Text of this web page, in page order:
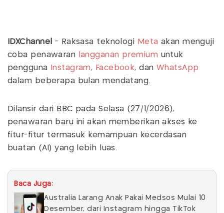
IDXChannel - Raksasa teknologi Meta akan menguji
coba penawaran
langganan premium untuk
pengguna
Instagram , Facebook, dan WhatsApp
dalam beberapa bulan mendatang.
Dilansir dari BBC pada Selasa (27/1/2026),
penawaran baru ini akan memberikan akses ke
fitur-fitur termasuk kemampuan kecerdasan
buatan (AI) yang lebih luas.
Baca Juga:
Australia Larang Anak Pakai Medsos Mulai 10
Desember, dari Instagram hingga TikTok